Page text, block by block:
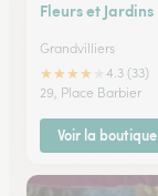
Fleurs et Jardins
Grandvilliers
★★★★
4.3 (33)
29, Place Barbier
Voir la boutique